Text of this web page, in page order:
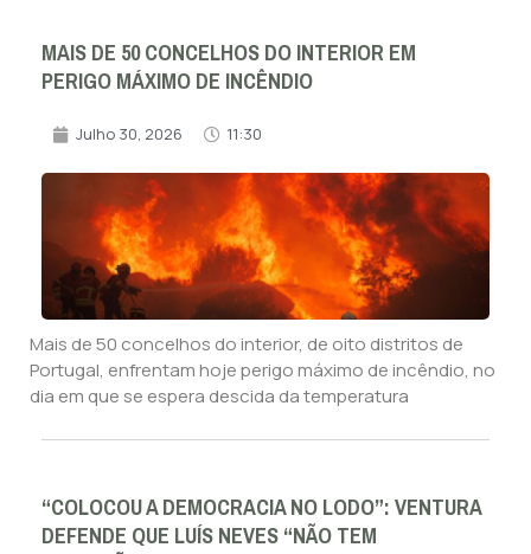
MAIS DE 50 CONCELHOS DO INTERIOR EM
PERIGO MÁXIMO DE INCÊNDIO
Julho 30, 2026 11:30
Mais de 50 concelhos do interior, de oito distritos de
Portugal, enfrentam hoje perigo máximo de incêndio, no
dia em que se espera descida da temperatura
“COLOCOU A DEMOCRACIA NO LODO”: VENTURA
DEFENDE QUE LUÍS NEVES “NÃO TEM